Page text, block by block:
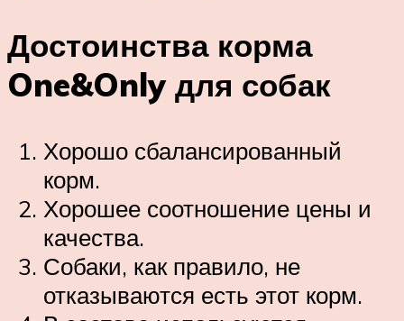
Достоинства корма
One&Only для собак
Хорошо сбалансированный
корм.
Хорошее соотношение цены и
качества.
Собаки, как правило, не
отказываются есть этот корм.